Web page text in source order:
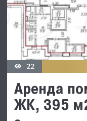
22
Аренда
ЖК, 395